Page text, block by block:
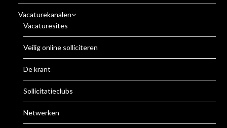
Vacaturekanalen
Vacaturesites
Veilig online solliciteren
De krant
Sollicitatieclubs
Netwerken